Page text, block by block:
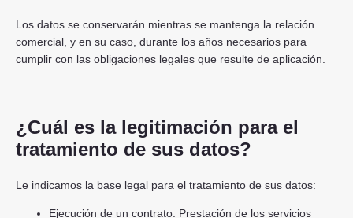
Los datos se conservarán mientras se mantenga la relación
comercial, y en su caso, durante los años necesarios para
cumplir con las obligaciones legales que resulte de aplicación.
¿Cuál es la legitimación para el
tratamiento de sus datos?
Le indicamos la base legal para el tratamiento de sus datos:
Ejecución de un contrato: Prestación de los servicios